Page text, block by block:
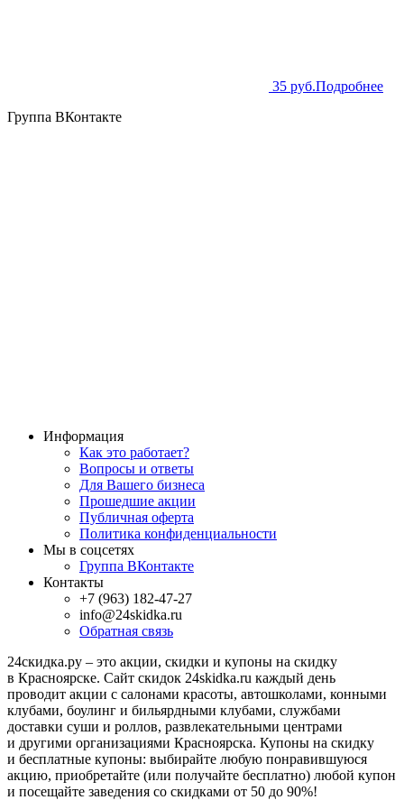
35 руб.Подробнее
Группа ВКонтакте
Информация
Как это работает?
Вопросы и ответы
Для Вашего бизнеса
Прошедшие акции
Публичная оферта
Политика конфиденциальности
Мы в соцсетях
Группа ВКонтакте
Контакты
+7 (963) 182-47-27
info@24skidka.ru
Обратная связь
24скидка.ру – это акции, скидки и купоны на скидку
в Красноярске. Сайт скидок 24skidka.ru каждый день
проводит акции с салонами красоты, автошколами, конными
клубами, боулинг и бильярдными клубами, службами
доставки суши и роллов, развлекательными центрами
и другими организациями Красноярска. Купоны на скидку
и бесплатные купоны: выбирайте любую понравившуюся
акцию, приобретайте (или получайте бесплатно) любой купон
и посещайте заведения со скидками от 50 до 90%!